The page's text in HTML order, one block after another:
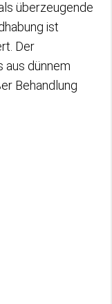
überzeugende
ist
Der
aus dünnem
Behandlung